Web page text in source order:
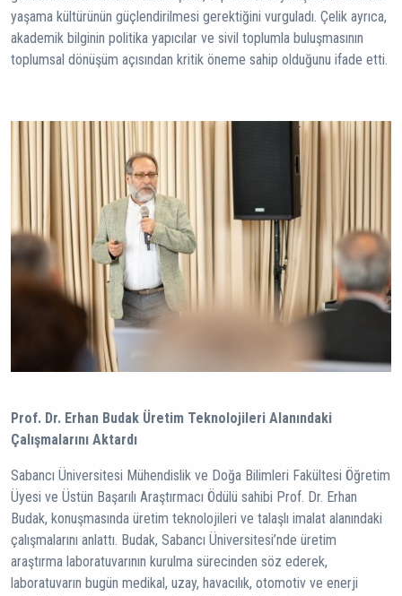
yaşama kültürünün güçlendirilmesi gerektiğini vurguladı. Çelik ayrıca,
akademik bilginin politika yapıcılar ve sivil toplumla buluşmasının
toplumsal dönüşüm açısından kritik öneme sahip olduğunu ifade etti.
Prof. Dr. Erhan Budak Üretim Teknolojileri Alanındaki
Çalışmalarını Aktardı
Sabancı Üniversitesi Mühendislik ve Doğa Bilimleri Fakültesi Öğretim
Üyesi ve Üstün Başarılı Araştırmacı Ödülü sahibi Prof. Dr. Erhan
Budak, konuşmasında üretim teknolojileri ve talaşlı imalat alanındaki
çalışmalarını anlattı. Budak, Sabancı Üniversitesi’nde üretim
araştırma laboratuvarının kurulma sürecinden söz ederek,
laboratuvarın bugün medikal, uzay, havacılık, otomotiv ve enerji